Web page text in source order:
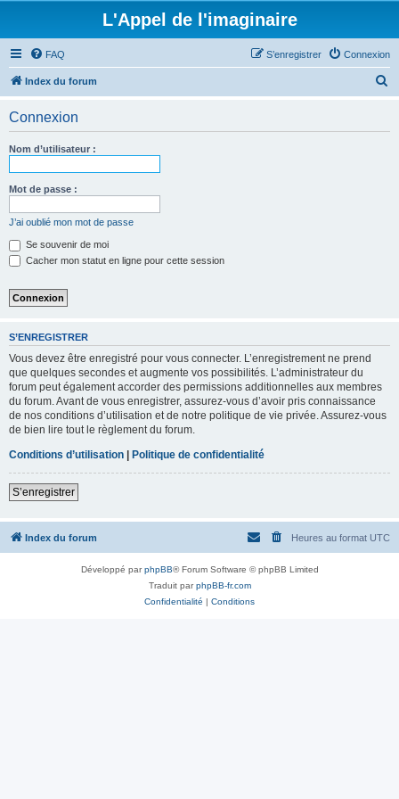
L'Appel de l'imaginaire
FAQ Connexion
S’enregistrer
Index du forum
Connexion
Nom d’utilisateur :
Mot de passe :
J’ai oublié mon mot de passe
Se souvenir de moi
Cacher mon statut en ligne pour cette session
S’ENREGISTRER
Vous devez être enregistré pour vous connecter. L’enregistrement ne prend
que quelques secondes et augmente vos possibilités. L’administrateur du
forum peut également accorder des permissions additionnelles aux membres
du forum. Avant de vous enregistrer, assurez-vous d’avoir pris connaissance
de nos conditions d’utilisation et de notre politique de vie privée. Assurez-vous
de bien lire tout le règlement du forum.
Conditions d’utilisation | Politique de confidentialité
S’enregistrer
Index du forum Heures au format UTC
Développé parphpBB® Forum Software © phpBB Limited
Traduit parphpBB-fr.com
Confidentialité | Conditions